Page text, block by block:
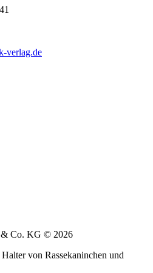
verlag.de
& Co. KG © 2026
von Rassekaninchen und